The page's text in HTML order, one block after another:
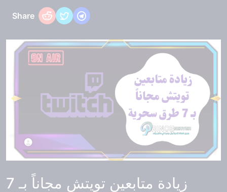
Share
زيادة متابعين تويتش مجاناً بـ 7